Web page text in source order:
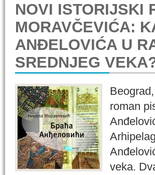
NOVI ISTORIJSKI
MORAVČEVIĆA:
ANĐELOVIĆA U
SREDNJEG
roman
veka.